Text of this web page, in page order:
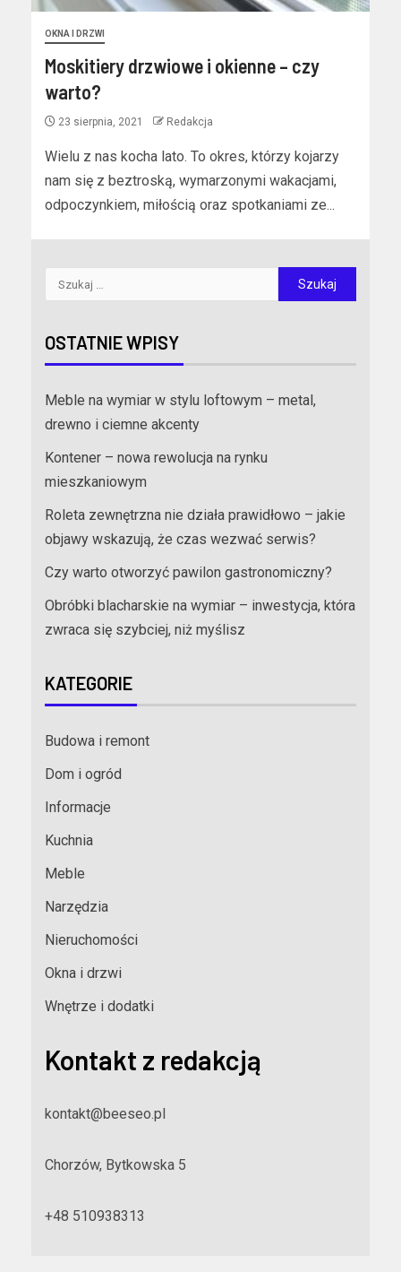
OKNA I DRZWI
Moskitiery drzwiowe i okienne – czy
warto?
23 sierpnia, 2021 Redakcja
Wielu z nas kocha lato. To okres, którzy kojarzy
nam się z beztroską, wymarzonymi wakacjami,
odpoczynkiem, miłością oraz spotkaniami ze...
OSTATNIE WPISY
Meble na wymiar w stylu loftowym – metal,
drewno i ciemne akcenty
Kontener – nowa rewolucja na rynku
mieszkaniowym
Roleta zewnętrzna nie działa prawidłowo – jakie
objawy wskazują, że czas wezwać serwis?
Czy warto otworzyć pawilon gastronomiczny?
Obróbki blacharskie na wymiar – inwestycja, która
zwraca się szybciej, niż myślisz
KATEGORIE
Budowa i remont
Dom i ogród
Informacje
Kuchnia
Meble
Narzędzia
Nieruchomości
Okna i drzwi
Wnętrze i dodatki
Kontakt z redakcją
kontakt@beeseo.pl
Chorzów, Bytkowska 5
+48 510938313